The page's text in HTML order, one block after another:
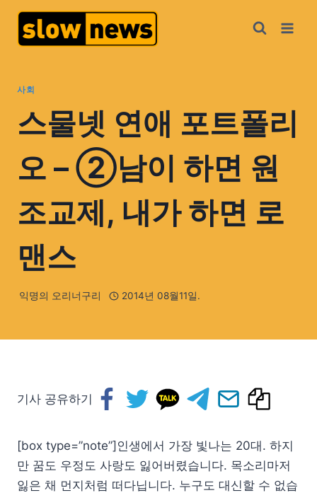
사회
스물넷 연애 포트폴리
오 – ②남이 하면 원
조교제, 내가 하면 로
맨스
익명의 오리너구리 2014년 08월11일.
기사 공유하기
[box type=”note”]인생에서 가장 빛나는 20대. 하지
만 꿈도 우정도 사랑도 잃어버렸습니다. 목소리마저
잃은 채 먼지처럼 떠다닙니다. 누구도 대신할 수 없습